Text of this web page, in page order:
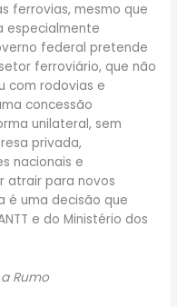
ferrovias, mesmo que
especialmente
federal pretende
ferroviário, que não
com rodovias e
concessão
unilateral, sem
privada,
nacionais e
atrair para novos
é uma decisão que
e do Ministério dos
Rumo